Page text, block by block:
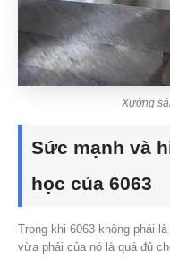
Xưởng
Sức mạnh và
học của 6063
Trong khi 6063 không phải
vừa phải của nó là quá đủ